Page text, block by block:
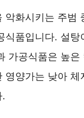
악화시키는 주범
식품입니다. 설탕
가공식품은 높은
영양가는 낮아 체